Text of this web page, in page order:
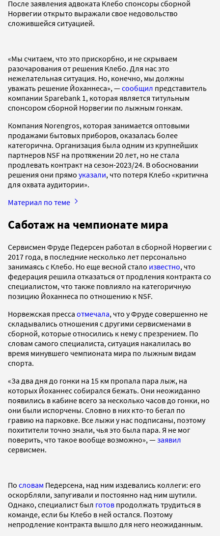
После заявления адвоката Клебо спонсоры сборной
Норвегии открыто выражали свое недовольство
сложившейся ситуацией.
«Мы считаем, что это прискорбно, и не скрываем
разочарования от решения Клебо. Для нас это
нежелательная ситуация. Но, конечно, мы должны
уважать решение Йоханнеса», —сообщил представитель
компании Sparebank 1, которая является титульным
спонсором сборной Норвегии по лыжным гонкам.
Компания Norengros, которая занимается оптовыми
продажами бытовых приборов, оказалась более
категорична. Организация была одним из крупнейших
партнеров NSF на протяжении 20 лет, но не стала
продлевать контракт на сезон-2023/24. В обосновании
решения они прямо указали, что потеря Клебо «критична
для охвата аудитории».
Материал по теме
Саботаж на чемпионате мира
Сервисмен Фруде Педерсен работал в сборной Норвегии с
2017 года, в последние несколько лет персонально
занимаясь с Клебо. Но еще весной стало известно, что
федерация решила отказаться от продления контракта со
специалистом, что также повлияло на категоричную
позицию Йоханнеса по отношению к NSF.
Норвежская пресса отмечала, что у Фруде совершенно не
складывались отношения с другими сервисменами в
сборной, которые относились к нему с презрением. По
словам самого специалиста, ситуация накалилась во
время минувшего чемпионата мира по лыжным видам
спорта.
«За два дня до гонки на 15 км пропала пара лыж, на
которых Йоханнес собирался бежать. Они неожиданно
появились в кабине всего за несколько часов до гонки, но
они были испорчены. Словно в них кто-то бегал по
гравию на парковке. Все лыжи у нас подписаны, поэтому
похитители точно знали, чья это была пара. Я не мог
поверить, что такое вообще возможно», —заявил
сервисмен.
По словам Педерсена, над ним издевались коллеги: его
оскорбляли, запугивали и постоянно над ним шутили.
Однако, специалист был готов продолжать трудиться в
команде, если бы Клебо в ней остался. Поэтому
непродление контракта вышло для него неожиданным.